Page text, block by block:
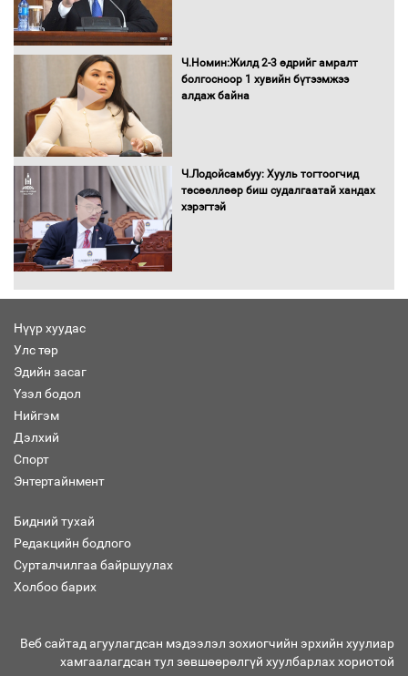
орчныг бүрдүүллээ
баримт
Аймгуудад баригдаж буй ДЦС-ын
Ч.Номин:Жилд 2-3 өдрийг амралт
болгосноор 1 хувийн бүтээмжээ
алдаж байна
Ч.Лодойсамбуу: Хууль тогтоогчид
төсөөллөөр биш судалгаатай хандах
хэрэгтэй
Нүүр хуудас
Улс төр
Эдийн засаг
Үзэл бодол
Нийгэм
Дэлхий
Спорт
Энтертайнмент
Бидний тухай
Редакцийн бодлого
Сурталчилгаа байршуулах
Холбоо барих
Веб сайтад агуулагдсан мэдээлэл зохиогчийн эрхийн хуулиар
хамгаалагдсан тул зөвшөөрөлгүй хуулбарлах хориотой